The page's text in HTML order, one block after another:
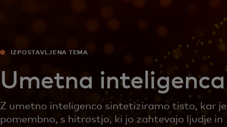
IZPOSTAVLJENA TEMA
Umetna inteligenca
Z umetno inteligenco sintetiziramo tisto, kar je
pomembno, s hitrostjo, ki jo zahtevajo ljudje in